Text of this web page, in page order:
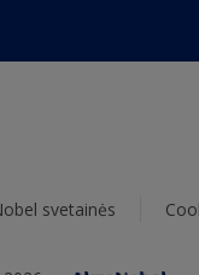
svetainės